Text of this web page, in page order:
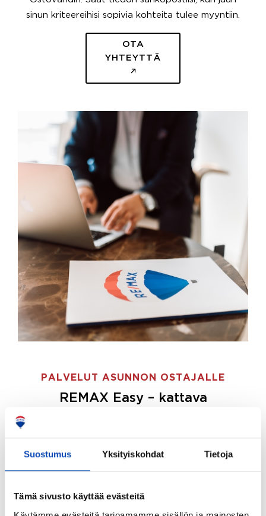
Suostumus Yksityiskohdat Tietoja
Tämä sivusto käyttää evästeitä
sinun kriteereihisi sopivia kohteita tulee myyntiin.
OTA
YHTEYTTÄ
PALVELUT ASUNNON OSTAJALLE
REMAX Easy – kattava
ostajille.
Tee ostotoimeksianto ja etsimme juuri